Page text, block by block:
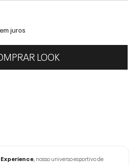
juros
LOOK
Experience, nosso universo esportivo de